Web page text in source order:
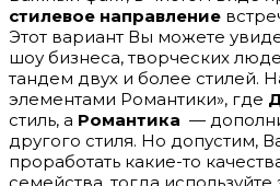
стилевое направление
Этот вариант Вы можете
шоу бизнеса, творческих
тандем двух и более стилей.
элементами Романтики», где
стиль, а Романтика —
другого стиля. Но допустим,
проработать какие-то